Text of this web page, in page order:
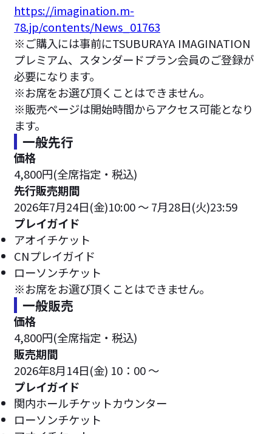
https://imagination.m-
78.jp/contents/News_01763
※ご購入には事前にTSUBURAYA IMAGINATION
プレミアム、スタンダードプラン会員のご登録が
必要になります。
※お席をお選び頂くことはできません。
※販売ページは開始時間からアクセス可能となり
ます。
一般先行
価格
4,800円(全席指定・税込)
先行販売期間
2026年7月24日(金)10:00 ～ 7月28日(火)23:59
プレイガイド
アオイチケット
CNプレイガイド
ローソンチケット
※お席をお選び頂くことはできません。
一般販売
価格
4,800円(全席指定・税込)
販売期間
2026年8月14日(金) 10：00 ～
プレイガイド
関内ホールチケットカウンター
ローソンチケット